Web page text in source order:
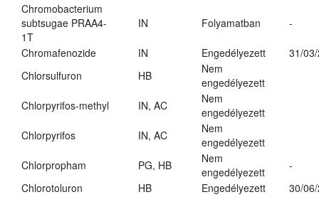
Chromobacterium
subtsugae PRAA4-
1T
IN Folyamatban -
Chromafenozide IN Engedélyezett
31/
Chlorsulfuron
HB
Nem
engedélyezett
Chlorpyrifos-methyl
IN, AC
Nem
engedélyezett
Chlorpyrifos
IN, AC
Nem
engedélyezett
Chlorpropham
PG, HB
Nem
engedélyezett
-
Chlorotoluron
HB Engedélyezett
30/